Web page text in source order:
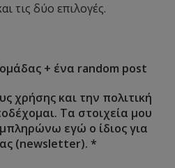
τις δύο επιλογές.
+ ένα random post
χρήσης και την πολιτική
Τα στοιχεία μου
εγώ ο ίδιος για
(newsletter).*